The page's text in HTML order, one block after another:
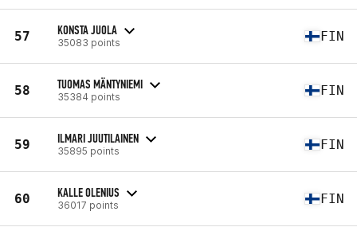
57 KONSTA JUOLA
35083 points FIN
58 TUOMAS MÄNTYNIEMI
35384 points FIN
59 ILMARI JUUTILAINEN
35895 points FIN
60 KALLE OLENIUS
36017 points FIN